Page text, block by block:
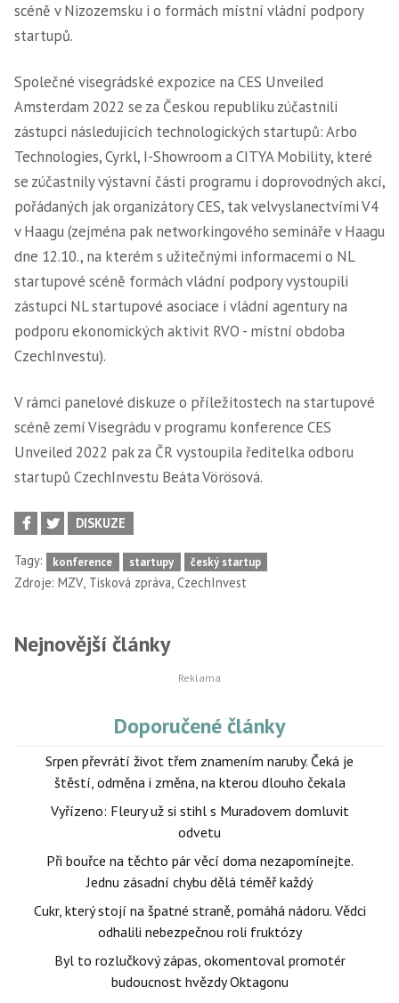
scéně v Nizozemsku i o formách místní vládní podpory
startupů.
Společné visegrádské expozice na CES Unveiled
Amsterdam 2022 se za Českou republiku zúčastnili
zástupci následujících technologických startupů: Arbo
Technologies, Cyrkl, I-Showroom a CITYA Mobility, které
se zúčastnily výstavní části programu i doprovodných akcí,
pořádaných jak organizátory CES, tak velvyslanectvími V4
v Haagu (zejména pak networkingového semináře v Haagu
dne 12.10., na kterém s užitečnými informacemi o NL
startupové scéně formách vládní podpory vystoupili
zástupci NL startupové asociace i vládní agentury na
podporu ekonomických aktivit RVO - místní obdoba
CzechInvestu).
V rámci panelové diskuze o příležitostech na startupové
scéně zemí Visegrádu v programu konference CES
Unveiled 2022 pak za ČR vystoupila ředitelka odboru
startupů CzechInvestu Beáta Vörösová.
DISKUZE
Tagy: konference startupy český startup
Zdroje: MZV Tisková zpráva CzechInvest
Nejnovější články
Doporučené články
Srpen převrátí život třem znamením naruby. Čeká je
štěstí, odměna i změna, na kterou dlouho čekala
Vyřízeno: Fleury už si stihl s Muradovem domluvit
odvetu
Při bouřce na těchto pár věcí doma nezapomínejte.
Jednu zásadní chybu dělá téměř každý
Cukr, který stojí na špatné straně, pomáhá nádoru. Vědci
odhalili nebezpečnou roli fruktózy
Byl to rozlučkový zápas, okomentoval promotér
budoucnost hvězdy Oktagonu